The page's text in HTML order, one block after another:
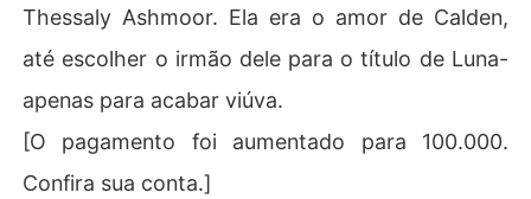
Thessaly Ashmoor. Ela era o amor de Calden,
até escolher o irmão dele para o título de Luna-
apenas para acabar viúva.
[O pagamento foi aumentado para 100.000.
Confira sua conta.]